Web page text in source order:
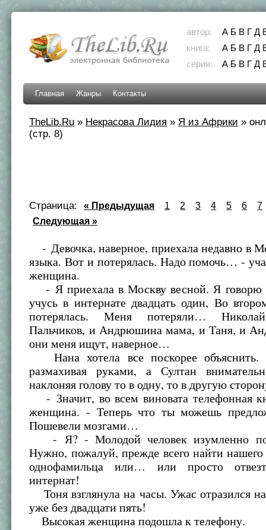
автор: А Б В Г Д
книга:
А Б В Г Д
серия:
А Б В Г Д
Главная Жанры Контакты
TheLib.Ru » Некрасова Лидия » Я из Африки »
(стр. 8)
Страница: « Предыдущая 1 2 3 4 5 6
7
Следующая »
- Девочка, наверное, приехала недавно в
языка. Вот и потерялась. Надо помочь… -
женщина.
- Я приехала в Москву весной. Я
учусь в интернате двадцать один, Во
потерялась. Меня потеряли…
Пальчиков, и Андрюшина мама, и Таня, и
они меня ищут, наверное…
Нана хотела все поскорее объяснить.
размахивая руками, а Султан
наклоняя голову то в одну, то в другую
- Значит, во всем виновата телефонная
женщина. - Теперь что ты можешь
Пошевели мозгами…
- Я? - Молодой человек изумленно
Нужно, пожалуй, прежде всего найти нашего
однофамильца или… или просто
интернат!
Тоня взглянула на часы. Ужас отразился
уже без двадцати пять!
Высокая женщина подошла к телефону.